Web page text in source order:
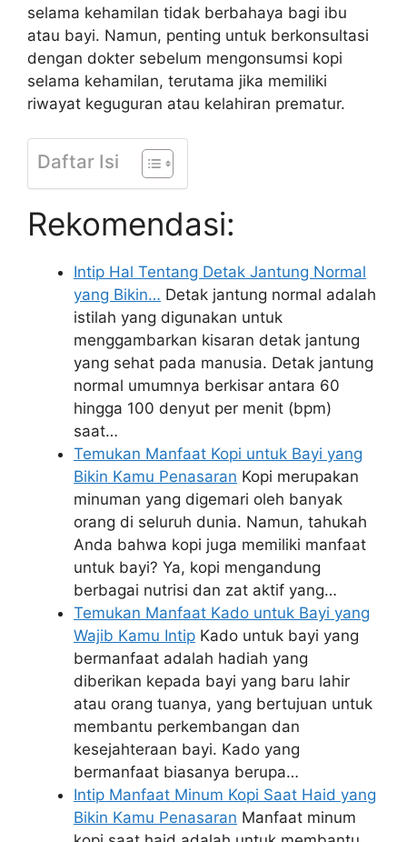
selama kehamilan tidak berbahaya bagi ibu
atau bayi. Namun, penting untuk berkonsultasi
dengan dokter sebelum mengonsumsi kopi
selama kehamilan, terutama jika memiliki
riwayat keguguran atau kelahiran prematur.
Daftar Isi
Rekomendasi:
Intip Hal Tentang Detak Jantung Normal
yang Bikin… Detak jantung normal adalah
istilah yang digunakan untuk
menggambarkan kisaran detak jantung
yang sehat pada manusia. Detak jantung
normal umumnya berkisar antara 60
hingga 100 denyut per menit (bpm)
saat…
Temukan Manfaat Kopi untuk Bayi yang
Bikin Kamu Penasaran Kopi merupakan
minuman yang digemari oleh banyak
orang di seluruh dunia. Namun, tahukah
Anda bahwa kopi juga memiliki manfaat
untuk bayi? Ya, kopi mengandung
berbagai nutrisi dan zat aktif yang…
Temukan Manfaat Kado untuk Bayi yang
Wajib Kamu Intip Kado untuk bayi yang
bermanfaat adalah hadiah yang
diberikan kepada bayi yang baru lahir
atau orang tuanya, yang bertujuan untuk
membantu perkembangan dan
kesejahteraan bayi. Kado yang
bermanfaat biasanya berupa…
Intip Manfaat Minum Kopi Saat Haid yang
Bikin Kamu Penasaran Manfaat minum